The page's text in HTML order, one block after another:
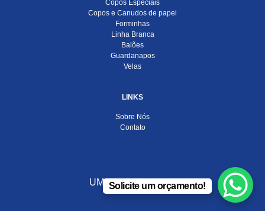
Copos Especiais
Copos e Canudos de papel
Forminhas
Linha Branca
Balões
Guardanapos
Velas
LINKS
Sobre Nós
Contato
UMA EMPRESA DO
Solicite um orçamento!